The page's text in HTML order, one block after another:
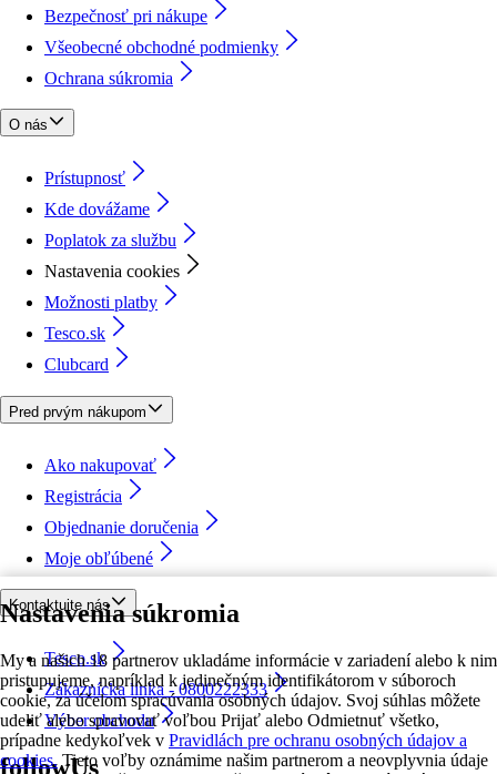
Nastavenia súkromia
My a našich 18 partnerov ukladáme informácie v zariadení alebo k nim
pristupujeme, napríklad k jedinečným identifikátorom v súboroch
cookie, za účelom spracúvania osobných údajov. Svoj súhlas môžete
udeliť alebo spravovať voľbou Prijať alebo Odmietnuť všetko,
prípadne kedykoľvek v Pravidlách pre ochranu osobných údajov a
cookies. Tieto voľby oznámime našim partnerom a neovplyvnia údaje
Bezpečnosť pri nákupe
Všeobecné obchodné podmienky
Ochrana súkromia
O nás
Prístupnosť
Kde dovážame
Poplatok za službu
Nastavenia cookies
Možnosti platby
Tesco.sk
Clubcard
Pred prvým nákupom
Ako nakupovať
Registrácia
Objednanie doručenia
Moje obľúbené
Kontaktujte nás
Tesco.sk
Zákaznícka linka - 0800222333
Výber obchodu
followUs